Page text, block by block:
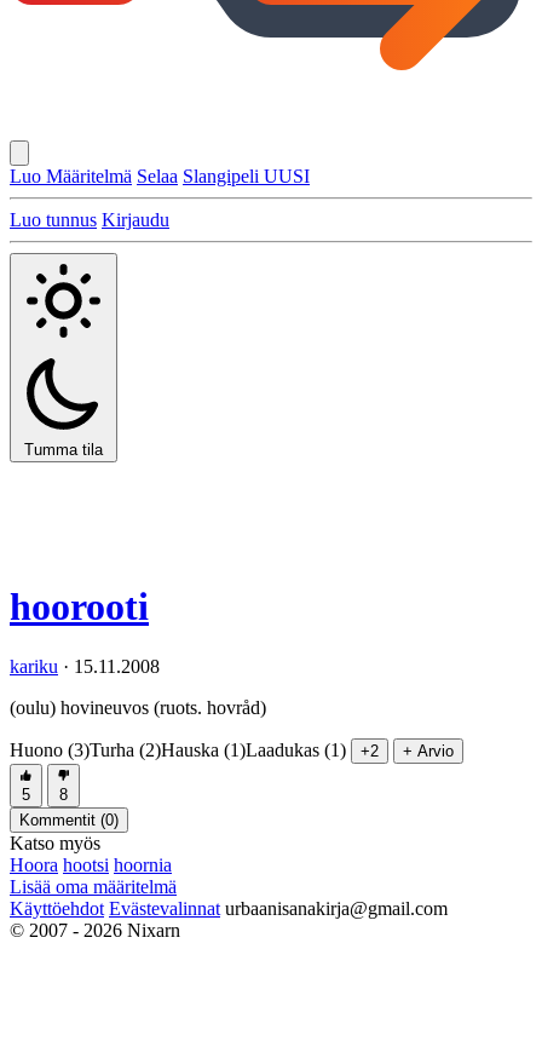
Luo Määritelmä Selaa Slangipeli UUSI
Luo tunnus Kirjaudu
Tumma tila
hoorooti
kariku · 15.11.2008
(oulu) hovineuvos (ruots. hovråd)
Huono (3)Turha (2)Hauska (1)Laadukas (1) +2 + Arvio
5
8
Kommentit (0)
Katso myös
Hoora hootsi hoornia
Lisää oma määritelmä
Käyttöehdot Evästevalinnat urbaanisanakirja@gmail.com
© 2007 - 2026 Nixarn